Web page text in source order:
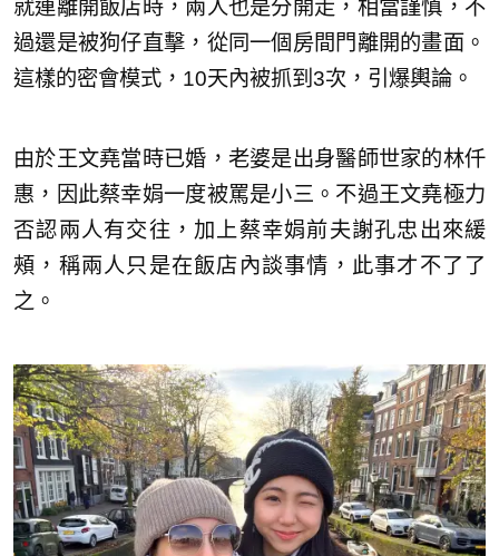
就連離開飯店時，兩人也是分開走，相當謹慎，不
過還是被狗仔直擊，從同一個房間門離開的畫面。
這樣的密會模式，10天內被抓到3次，引爆輿論。
由於王文堯當時已婚，老婆是出身醫師世家的林仟
惠，因此蔡幸娟一度被罵是小三。不過王文堯極力
否認兩人有交往，加上蔡幸娟前夫謝孔忠出來緩
頰，稱兩人只是在飯店內談事情，此事才不了了
之。